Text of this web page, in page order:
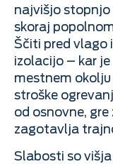
najvišjo stopnjo
skoraj
Ščiti pred vlago
izolacijo – kar
mestnem
stroške
od osnovne,
zagotavlja
Slabosti so